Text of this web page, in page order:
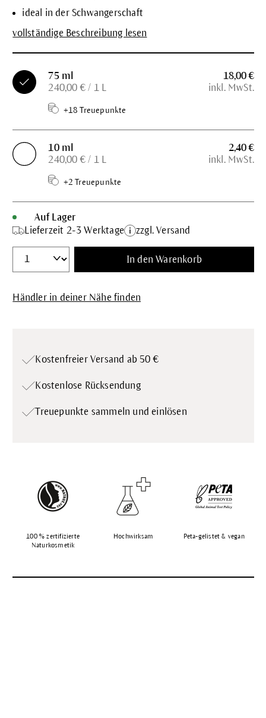
ideal in der Schwangerschaft
vollständige Beschreibung lesen
75 ml
240,00 € / 1 L
+18 Treuepunkte
18,00 €
inkl. MwSt.
10 ml
240,00 € / 1 L
+2 Treuepunkte
2,40 €
inkl. MwSt.
Auf Lager
Lieferzeit 2-3 Werktage
zzgl. Versand
In den Warenkorb
Händler in deiner Nähe finden
Kostenfreier Versand ab 50 €
Kostenlose Rücksendung
Treuepunkte sammeln und einlösen
100 % zertifizierte
Naturkosmetik
Hochwirksam Peta-gelistet & vegan